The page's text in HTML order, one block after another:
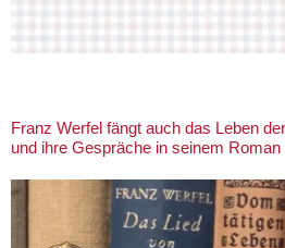
Franz Werfel fängt auch das Leben
und ihre Gespräche in seinem